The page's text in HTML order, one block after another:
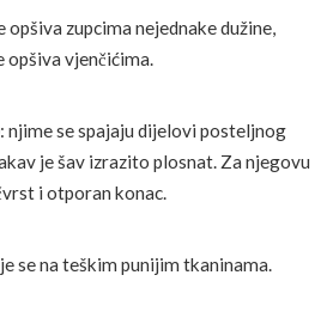
opšiva zupcima nejednake dužine,
opšiva vjenčićima.
: njime se spajaju dijelovi posteljnog
je šav izrazito plosnat. Za njegovu
i otporan konac.
se na teškim punijim tkaninama.